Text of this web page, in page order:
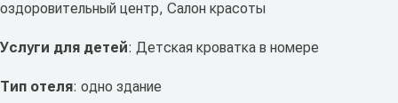
оздоровительный центр, Салон красоты
Услуги для детей: Детская кроватка в номере
Тип отеля: одно здание